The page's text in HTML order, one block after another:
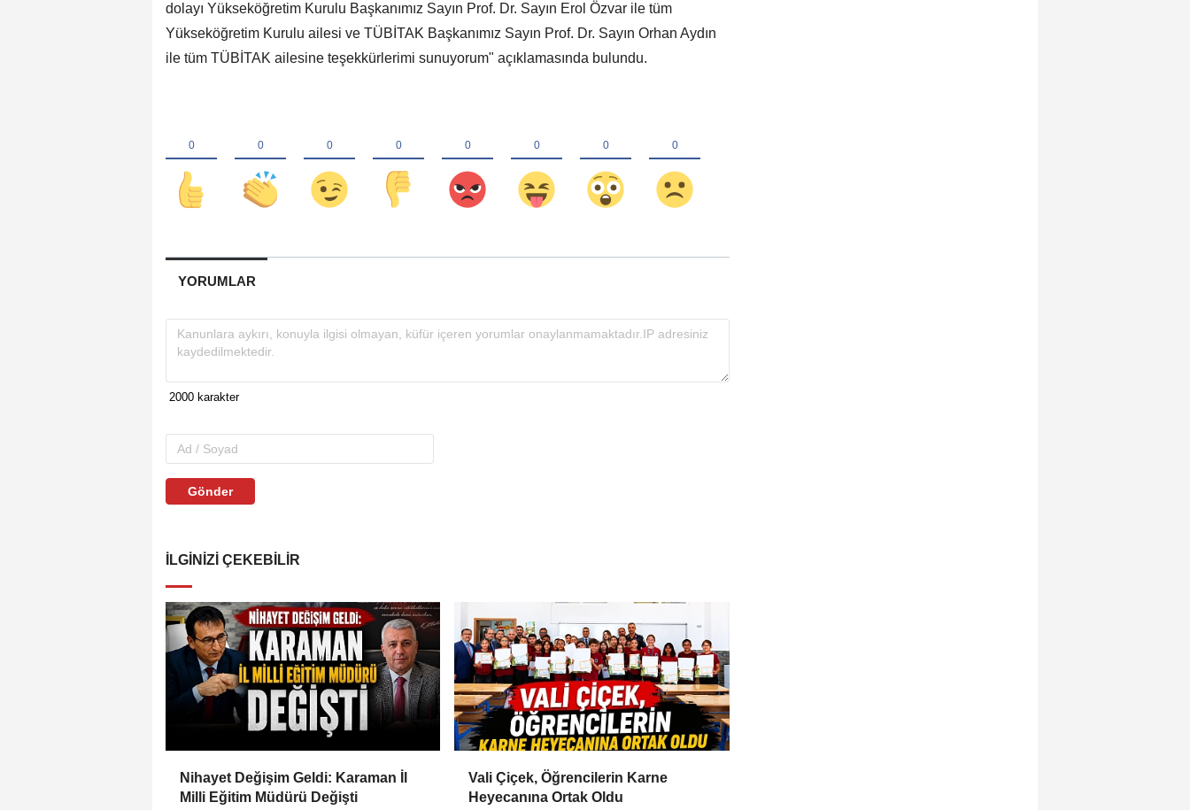
dolayı Yükseköğretim Kurulu Başkanımız Sayın Prof. Dr. Sayın Erol Özvar ile tüm
Yükseköğretim Kurulu ailesi ve TÜBİTAK Başkanımız Sayın Prof. Dr. Sayın Orhan Aydın
ile tüm TÜBİTAK ailesine teşekkürlerimi sunuyorum" açıklamasında bulundu.
YORUMLAR
Gönder
İLGINIZI ÇEKEBILIR
Nihayet Değişim Geldi: Karaman İl
Milli Eğitim Müdürü Değişti
Vali Çiçek, Öğrencilerin Karne
Heyecanına Ortak Oldu